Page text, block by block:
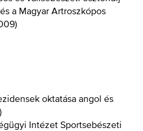
a Magyar Artroszkópos
)
oktatása angol és
)
Intézet Sportsebészeti